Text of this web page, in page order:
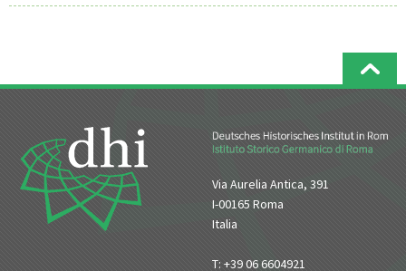
Via Aurelia Antica, 391
I-00165 Roma
Italia
T: +39 06 6604921